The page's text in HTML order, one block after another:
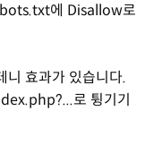
에 Disallow로
효과가 있습니다.
로 튕기기